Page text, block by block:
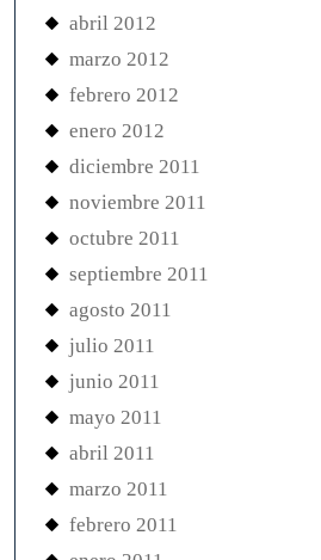
abril 2012
marzo 2012
febrero 2012
enero 2012
diciembre 2011
noviembre 2011
octubre 2011
septiembre 2011
agosto 2011
julio 2011
junio 2011
mayo 2011
abril 2011
marzo 2011
febrero 2011